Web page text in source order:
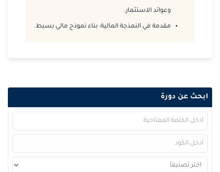
2026-11-16
2026-11-16
2026-11-30
2026-11-30
وعوائد الاستثمار.
مقدمة في النمذجة المالية: بناء نموذج مالي بسيط.
ابحث عن دورة